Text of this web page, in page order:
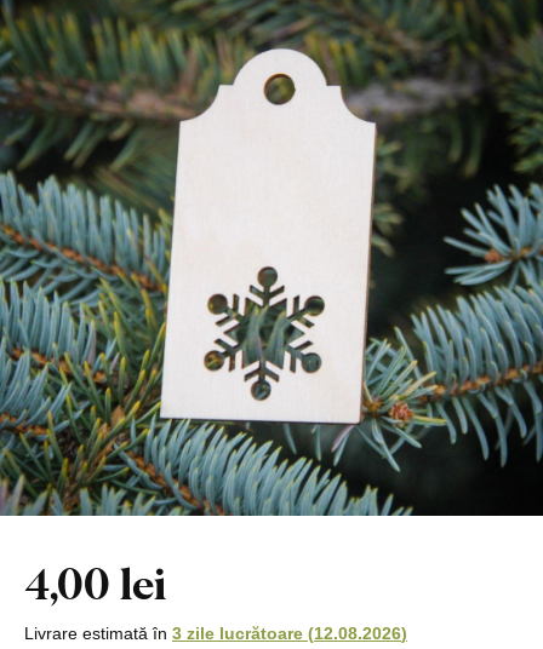
4,00 lei
Livrare estimată în 3 zile lucrătoare (12.08.2026)